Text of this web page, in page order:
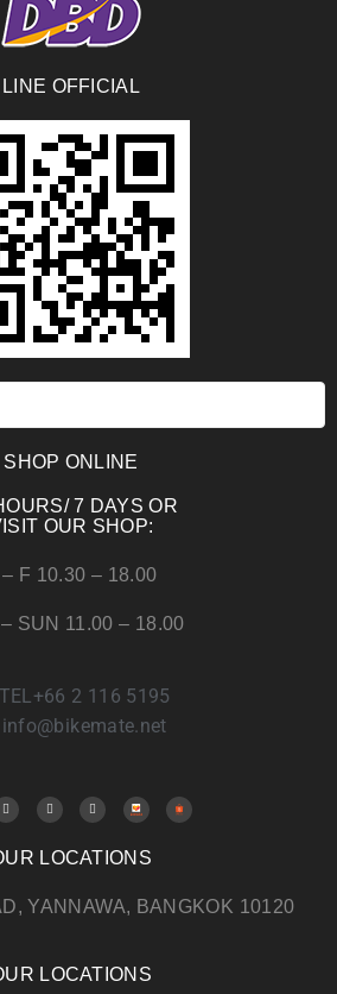
LINE OFFICIAL
SHOP ONLINE
7 DAYS OR
OUR SHOP:
F 10.30 – 18.00
SUN 11.00 – 18.00
TEL+66 2 116 5195
info@bikemate.net
LOCATIONS
YANNAWA, BANGKOK 10120
LOCATIONS